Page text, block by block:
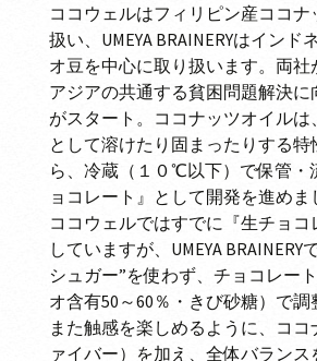
ココウェルはフィリピン産ココナ
扱い、UMEYA BRAINERYはインド
オ豆を中心に取り扱います。両
アジアの共通する貧困問題解決に
がスタート。ココナッツオイル
として溶けたり固まったりする
ら、冷蔵（１０℃以下）で保管・
ョコレート』として開発を進めま
ココウェルではすでに『生チョコ
していますが、UMEYA BRAINERY
シュガー”を使わず、チョコレー
オ含有50～60％・きび砂糖）で調
また触感を楽しめるように、ココ
ァイバー）を加え、全体バランス